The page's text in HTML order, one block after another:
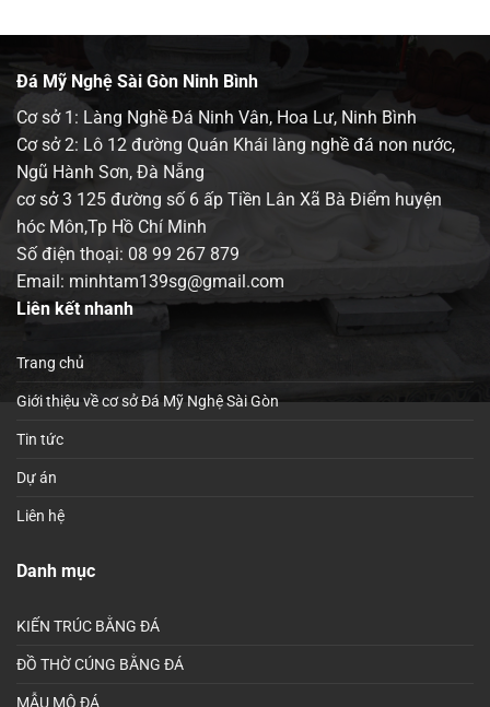
Đá Mỹ Nghệ Sài Gòn Ninh Bình
Cơ sở 1: Làng Nghề Đá Ninh Vân, Hoa Lư, Ninh Bình
Cơ sở 2: Lô 12 đường Quán Khái làng nghề đá non nước,
Ngũ Hành Sơn, Đà Nẵng
cơ sở 3 125 đường số 6 ấp Tiền Lân Xã Bà Điểm huyện
hóc Môn,Tp Hồ Chí Minh
Số điện thoại: 08 99 267 879
Email: minhtam139sg@gmail.com
Liên kết nhanh
Trang chủ
Giới thiệu về cơ sở Đá Mỹ Nghệ Sài Gòn
Tin tức
Dự án
Liên hệ
Danh mục
KIẾN TRÚC BẰNG ĐÁ
ĐỒ THỜ CÚNG BẰNG ĐÁ
MẪU MỘ ĐÁ